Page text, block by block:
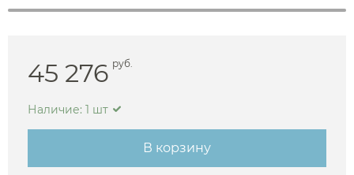
45 276 руб.
Наличие: 1 шт
В корзину